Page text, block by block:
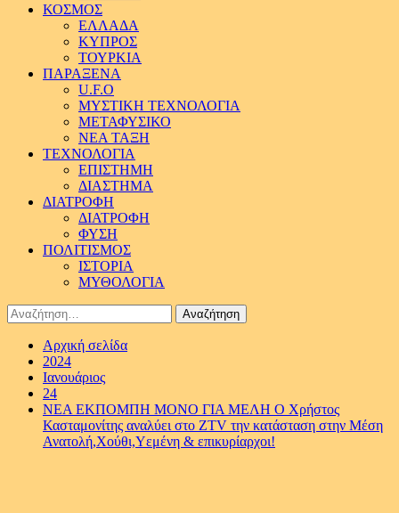
ΚΟΣΜΟΣ
ΕΛΛΑΔΑ
ΚΥΠΡΟΣ
ΤΟΥΡΚΙΑ
ΠΑΡΑΞΕΝΑ
U.F.O
ΜΥΣΤΙΚΗ ΤΕΧΝΟΛΟΓΙΑ
ΜΕΤΑΦΥΣΙΚΟ
ΝΕΑ ΤΑΞΗ
ΤΕΧΝΟΛΟΓΙΑ
ΕΠΙΣΤΗΜΗ
ΔΙΑΣΤΗΜΑ
ΔΙΑΤΡΟΦΗ
ΔΙΑΤΡΟΦΗ
ΦΥΣΗ
ΠΟΛΙΤΙΣΜΟΣ
ΙΣΤΟΡΙΑ
ΜΥΘΟΛΟΓΙΑ
Αναζήτηση
για:
Αρχική σελίδα
2024
Ιανουάριος
24
ΝΕΑ ΕΚΠΟΜΠΗ ΜΟΝΟ ΓΙΑ ΜΕΛΗ Ο Χρήστος
Κασταμονίτης αναλύει στο ZTV την κατάσταση στην Μέση
Ανατολή,Χούθι,Υεμένη & επικυρίαρχοι!